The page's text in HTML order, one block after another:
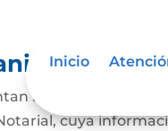
Inicio de
los Señores
cuya